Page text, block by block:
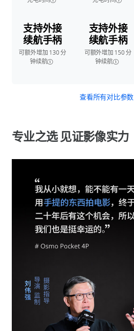
支持外接
续航手柄
可额外增加 130 分
钟续航
支持外接
续航手柄
可额外增加 150 分
钟续航
查看所有对比参数
专业之选 见证影像实力